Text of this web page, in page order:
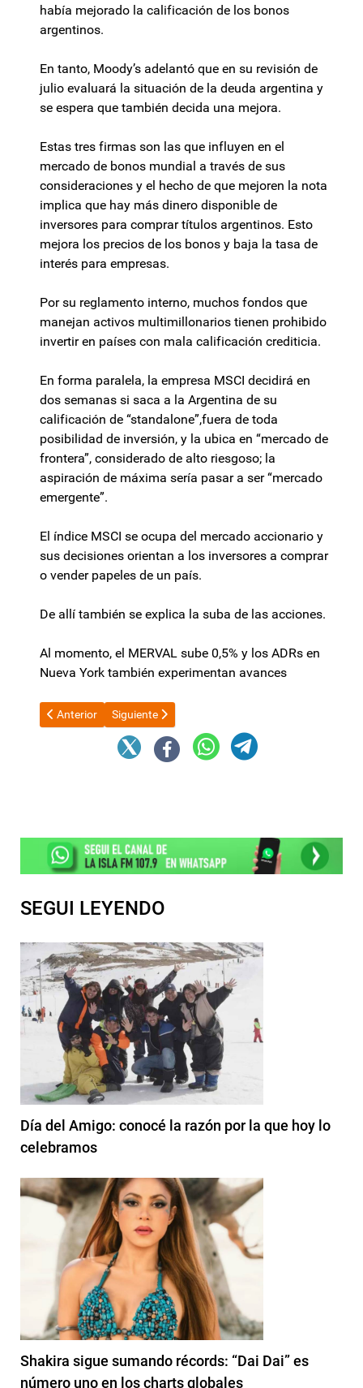
había mejorado la calificación de los bonos
argentinos.
En tanto, Moody’s adelantó que en su revisión de
julio evaluará la situación de la deuda argentina y
se espera que también decida una mejora.
Estas tres firmas son las que influyen en el
mercado de bonos mundial a través de sus
consideraciones y el hecho de que mejoren la nota
implica que hay más dinero disponible de
inversores para comprar títulos argentinos. Esto
mejora los precios de los bonos y baja la tasa de
interés para empresas.
Por su reglamento interno, muchos fondos que
manejan activos multimillonarios tienen prohibido
invertir en países con mala calificación crediticia.
En forma paralela, la empresa MSCI decidirá en
dos semanas si saca a la Argentina de su
calificación de “standalone”,fuera de toda
posibilidad de inversión, y la ubica en “mercado de
frontera”, considerado de alto riesgoso; la
aspiración de máxima sería pasar a ser “mercado
emergente”.
El índice MSCI se ocupa del mercado accionario y
sus decisiones orientan a los inversores a comprar
o vender papeles de un país.
De allí también se explica la suba de las acciones.
Al momento, el MERVAL sube 0,5% y los ADRs en
Nueva York también experimentan avances
Artículo anterior: Juan Schiaretti pide la renuncia de Adorni
Anterior Artículo siguiente: El peronismo en el Senado
Siguiente
SEGUI LEYENDO
Día del Amigo: conocé la razón por la que hoy lo
celebramos
Shakira sigue sumando récords: “Dai Dai” es
número uno en los charts globales